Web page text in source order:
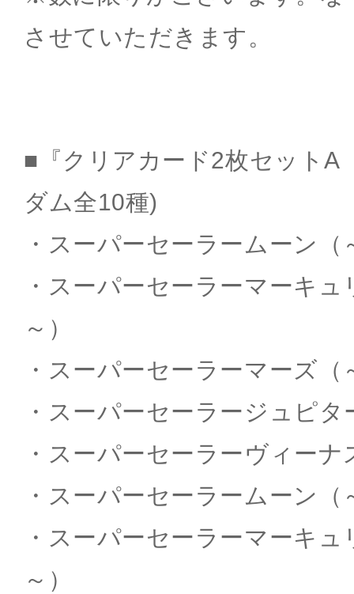
させていただきます。
■『クリアカード2枚セットA
ダム全10種)
・スーパーセーラームーン（
・スーパーセーラーマーキ
～）
・スーパーセーラーマーズ（
・スーパーセーラージュピ
・スーパーセーラーヴィー
・スーパーセーラームーン（
・スーパーセーラーマーキ
～）